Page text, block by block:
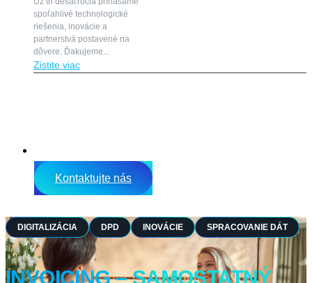
spoľahlivé technologické
riešenia, inovácie a
partnerstvá postavené na
dôvere. Ďakujeme...
Zistite viac
Kontaktujte nás
DIGITALIZÁCIA DPD INOVÁCIE SPRACOVANIE DÁT
INVOICING – SAMOSTATNÝ